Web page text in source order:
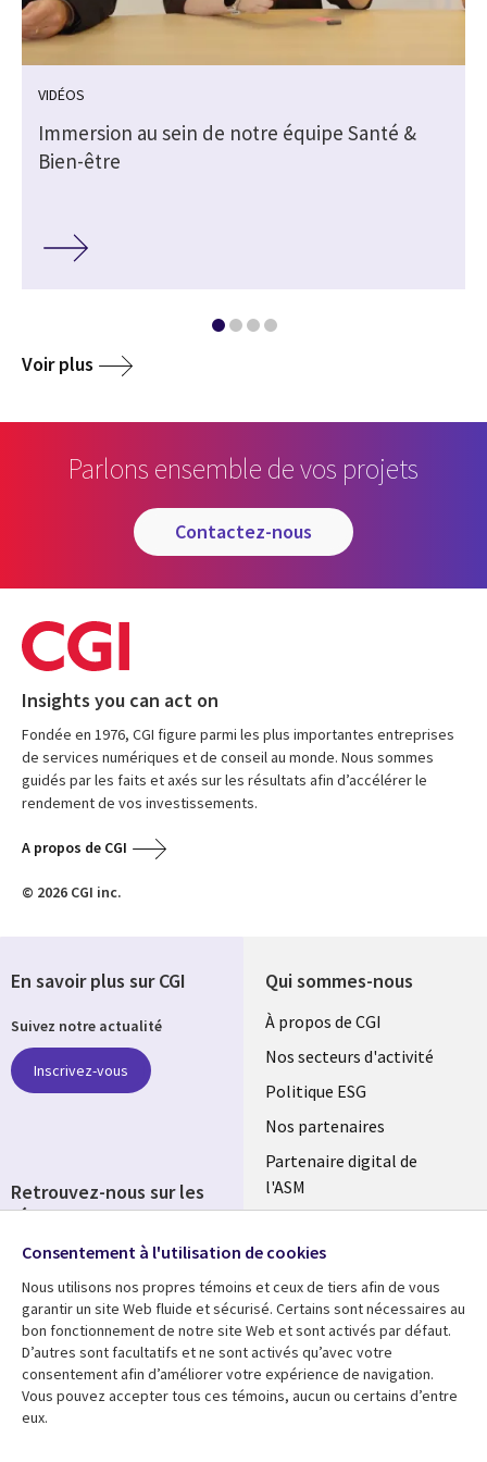
VIDÉOS
Immersion au sein de notre équipe Santé &
Bien-être
Voir plus
Parlons ensemble de vos projets
contactez-nous
Insights you can act on
Fondée en 1976, CGI figure parmi les plus importantes entreprises
de services numériques et de conseil au monde. Nous sommes
guidés par les faits et axés sur les résultats afin d’accélérer le
rendement de vos investissements.
A propos de CGI
© 2026 CGI inc.
Qui sommes-nous
Useful
links
FRANCE
À propos de CGI
Nos secteurs d'activité
Politique ESG
Nos partenaires
Partenaire digital de
l'ASM
Fusions
Ressources
Library
Links
Articles
Blog
Support
Legal
Accessibilité
En savoir plus sur CGI
Suivez notre actualité
Inscrivez-vous
Retrouvez-nous sur les
réseaux
Social
Media
FRANCE
Consentement à l'utilisation de cookies
Nous utilisons nos propres témoins et ceux de tiers afin de vous
garantir un site Web fluide et sécurisé. Certains sont nécessaires au
bon fonctionnement de notre site Web et sont activés par défaut.
D’autres sont facultatifs et ne sont activés qu’avec votre
consentement afin d’améliorer votre expérience de navigation.
Vous pouvez accepter tous ces témoins, aucun ou certains d’entre
eux.